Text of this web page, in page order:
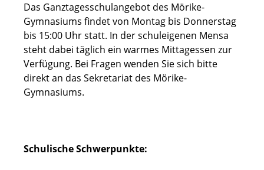
Das Ganztagesschulangebot des Mörike-
Gymnasiums findet von Montag bis Donnerstag
bis 15:00 Uhr statt. In der schuleigenen Mensa
steht dabei täglich ein warmes Mittagessen zur
Verfügung. Bei Fragen wenden Sie sich bitte
direkt an das Sekretariat des Mörike-
Gymnasiums.
Schulische Schwerpunkte: